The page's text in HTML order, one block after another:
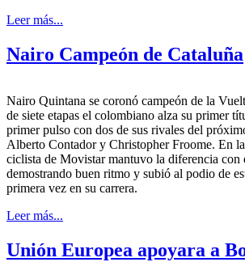
Leer más...
Nairo Campeón de Cataluña
Nairo Quintana se coronó campeón de la
de siete etapas el colombiano alza su primer
primer pulso con dos de sus rivales del
Alberto Contador y Christopher Froome. En
ciclista de Movistar mantuvo la diferencia con
demostrando buen ritmo y subió al podio de
primera vez en su carrera.
Leer más...
Unión Europea apoyara a